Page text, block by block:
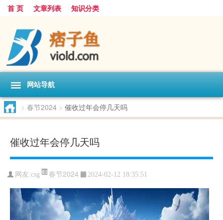
首 页 文章列表 知识分类
网站导航
> 春节2024 > 催收过年会停几天吗
催收过年会停几天吗
网友:csg 春节2024 2024-02-12 18:35:51